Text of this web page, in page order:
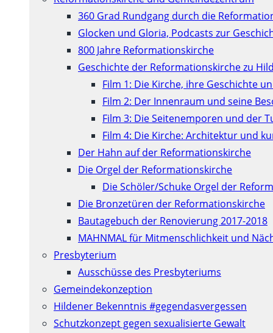
360 Grad Rundgang durch die
Glocken und Gloria, Podcasts zur
800 Jahre Reformationskirche
Geschichte der Reformationskirche zu
Film 1: Die Kirche, ihre Geschichte
Film 2: Der Innenraum und seine
Film 3: Die Seitenemporen und der
Film 4: Die Kirche: Architektur und
Der Hahn auf der Reformationskirche
Die Orgel der Reformationskirche
Die Schöler/Schuke Orgel der
Die Bronzetüren der Reformationskirche
Bautagebuch der Renovierung 2017-2018
MAHNMAL für Mitmenschlichkeit und
Presbyterium
Ausschüsse des Presbyteriums
Gemeindekonzeption
Hildener Bekenntnis #gegendasvergessen
Schutzkonzept gegen sexualisierte Gewalt